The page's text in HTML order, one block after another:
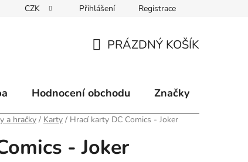
Způsoby doručení Kontakty
CZK Přihlášení Registrace
KOŠÍK
PRÁZDNÝ KOŠÍK
Hodnocení obchodu Značky
a hračky / Karty / Hrací karty DC Comics - Joker
- Joker